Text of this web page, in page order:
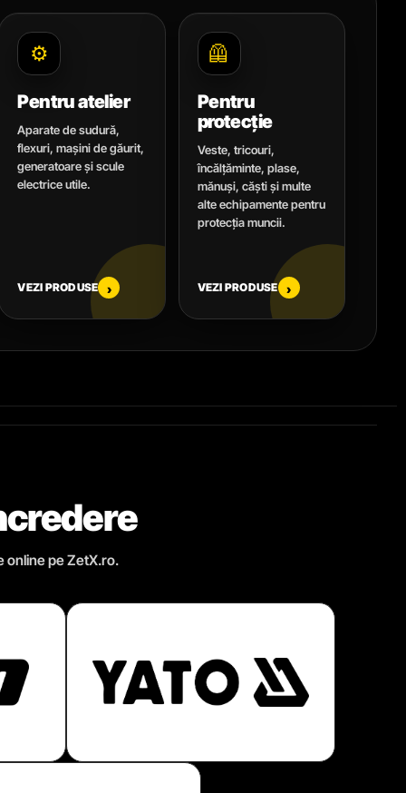
⚙️
Pentru atelier
Aparate de sudură,
flexuri, mașini de găurit,
generatoare și scule
electrice utile.
VEZI PRODUSE ›
🦺
Pentru
protecție
Veste, tricouri,
încălțăminte, plase,
mănuși, căști și multe
alte echipamente pentru
protecția muncii.
VEZI PRODUSE ›
online pe ZetX.ro.